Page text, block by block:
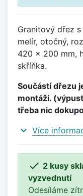
Granitový dřez
melír, otočný,
420 x 200 mm,
skříňka.
Součástí dřezu
montáži.
třeba nic
expand_more Více
 2 kusy
vyzvednutí
Odesíláme